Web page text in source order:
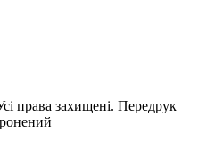
права захищенi. Передрук